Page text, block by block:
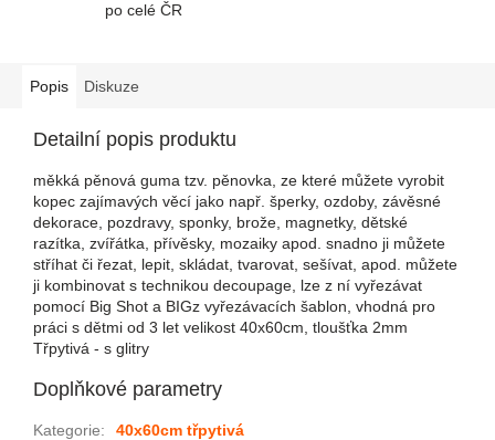
po celé ČR
Popis Diskuze
Detailní popis produktu
měkká pěnová guma tzv. pěnovka, ze které můžete vyrobit
kopec zajímavých věcí jako např. šperky, ozdoby, závěsné
dekorace, pozdravy, sponky, brože, magnetky, dětské
razítka, zvířátka, přívěsky, mozaiky apod. snadno ji můžete
stříhat či řezat, lepit, skládat, tvarovat, sešívat, apod. můžete
ji kombinovat s technikou decoupage, lze z ní vyřezávat
pomocí Big Shot a BIGz vyřezávacích šablon, vhodná pro
práci s dětmi od 3 let velikost 40x60cm, tloušťka 2mm
Třpytivá - s glitry
Doplňkové parametry
Kategorie:
40x60cm třpytivá